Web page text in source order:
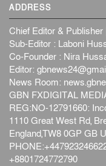
ADDRESS
Chief Editor &
Sub-Editor : Laboni
Co-Founder : Nira
Editor:
News Room:
GBN FXDIGITAL
REG:NO-12791660:
1110 Great West Rd,
England,TW8 0GP GB
+8801724772790